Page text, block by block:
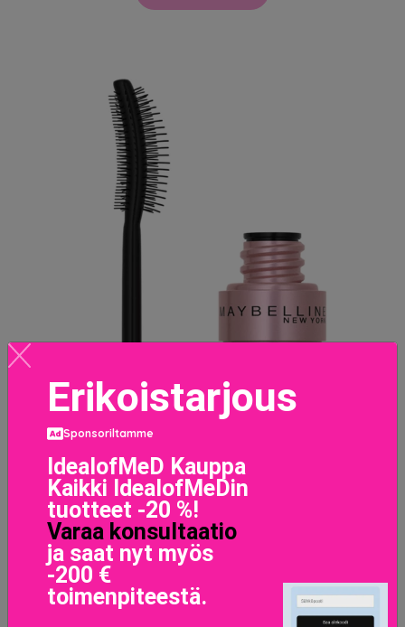
Erikoistarjous
Sponsoriltamme
IdealofMeD Kauppa
Kaikki IdealofMeDin
tuotteet -20 %!
Varaa konsultaatio
ja saat nyt myös
-200 €
toimenpiteestä.